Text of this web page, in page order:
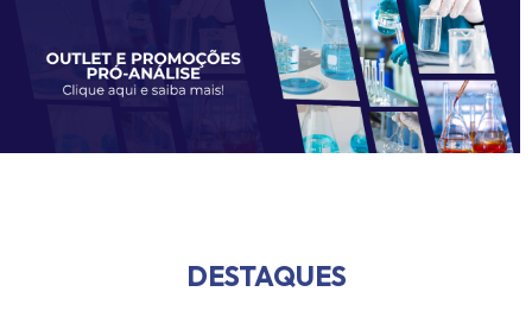
DESTAQUES